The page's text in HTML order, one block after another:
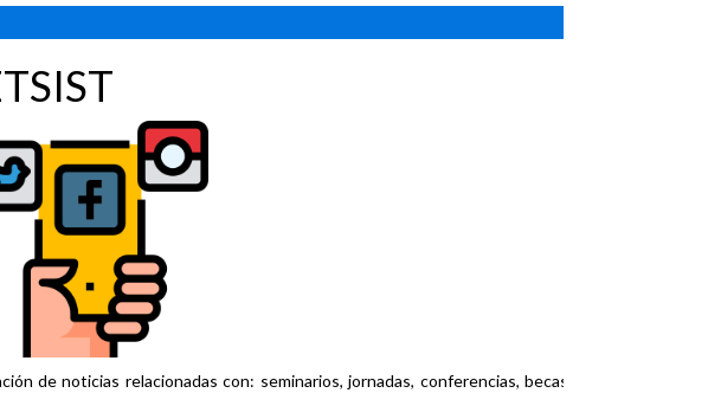
de noticias relacionadas con: seminarios, jornadas, conferencias, becas,